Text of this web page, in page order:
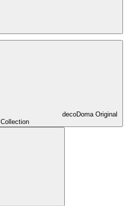
decoDoma Original
Collection